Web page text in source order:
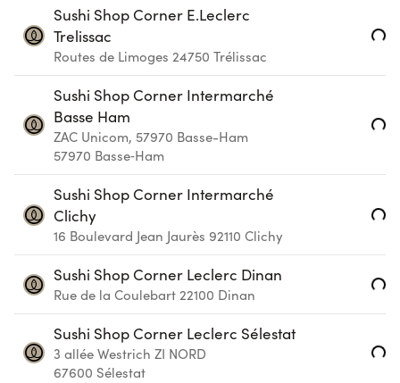
Sushi Shop Corner E.Leclerc
Trelissac
Routes de Limoges 24750 Trélissac Loading...
Sushi Shop Corner Intermarché
Basse Ham
ZAC Unicom, 57970 Basse-Ham
57970 Basse‑Ham
Loading...
Sushi Shop Corner Intermarché
Clichy
16 Boulevard Jean Jaurès 92110 Clichy Loading...
Sushi Shop Corner Leclerc Dinan
Rue de la Coulebart 22100 Dinan Loading...
Sushi Shop Corner Leclerc Sélestat
3 allée Westrich ZI NORD
67600 Sélestat Loading...